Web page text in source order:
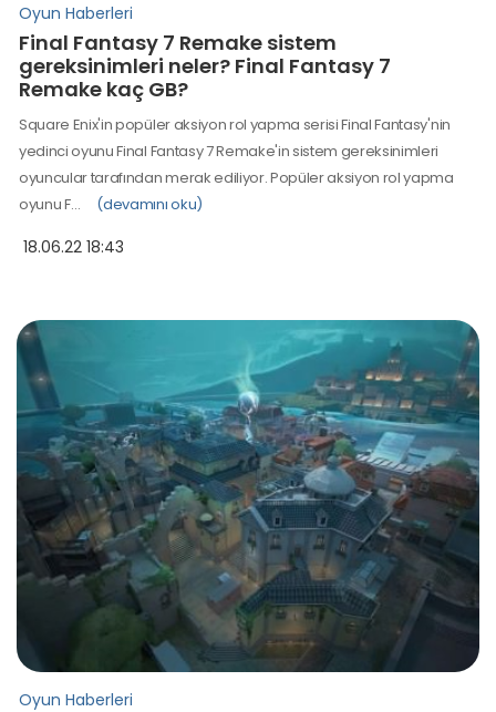
Oyun Haberleri
Final Fantasy 7 Remake sistem
gereksinimleri neler? Final Fantasy 7
Remake kaç GB?
Square Enix'in popüler aksiyon rol yapma serisi Final Fantasy'nin
yedinci oyunu Final Fantasy 7 Remake'in sistem gereksinimleri
oyuncular tarafından merak ediliyor. Popüler aksiyon rol yapma
oyunu F…
(devamını oku)
18.06.22 18:43
Oyun Haberleri